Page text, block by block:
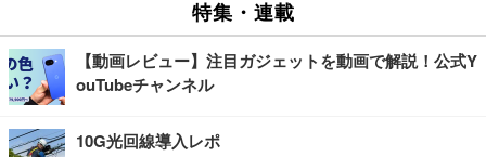
特集・連載
【動画レビュー】注目ガジェットを動画で解説！公式Y
ouTubeチャンネル
10G光回線導入レポ